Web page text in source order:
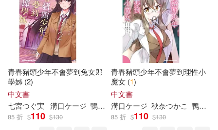
青春豬頭少年不會夢到兔女郎
學姊 (2)
中文書
七宮つぐ実
溝口ケージ 鴨志 田一 哈泥蛙
85 折 $110 $130
青春豬頭少年不會夢到理性小
魔女 (1)
中文書
溝口ケージ 秋奈つかこ 鴨志
85 折 $110 $130